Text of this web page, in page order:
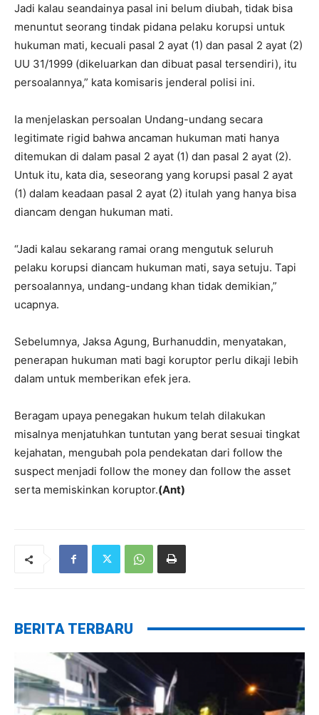
Jadi kalau seandainya pasal ini belum diubah, tidak bisa
menuntut seorang tindak pidana pelaku korupsi untuk
hukuman mati, kecuali pasal 2 ayat (1) dan pasal 2 ayat (2)
UU 31/1999 (dikeluarkan dan dibuat pasal tersendiri), itu
persoalannya,” kata komisaris jenderal polisi ini.
Ia menjelaskan persoalan Undang-undang secara
legitimate rigid bahwa ancaman hukuman mati hanya
ditemukan di dalam pasal 2 ayat (1) dan pasal 2 ayat (2).
Untuk itu, kata dia, seseorang yang korupsi pasal 2 ayat
(1) dalam keadaan pasal 2 ayat (2) itulah yang hanya bisa
diancam dengan hukuman mati.
“Jadi kalau sekarang ramai orang mengutuk seluruh
pelaku korupsi diancam hukuman mati, saya setuju. Tapi
persoalannya, undang-undang khan tidak demikian,”
ucapnya.
Sebelumnya, Jaksa Agung, Burhanuddin, menyatakan,
penerapan hukuman mati bagi koruptor perlu dikaji lebih
dalam untuk memberikan efek jera.
Beragam upaya penegakan hukum telah dilakukan
misalnya menjatuhkan tuntutan yang berat sesuai tingkat
kejahatan, mengubah pola pendekatan dari follow the
suspect menjadi follow the money dan follow the asset
serta memiskinkan koruptor.(Ant)
BERITA TERBARU